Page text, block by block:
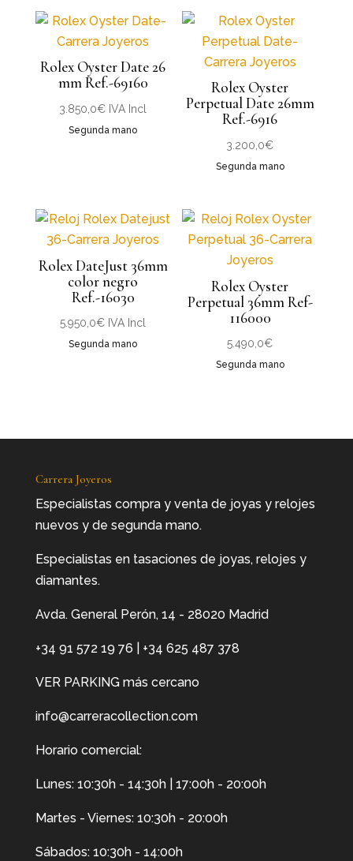
Rolex Oyster Date 26
mm Ref.-69160
3.850,0€ IVA Incl
Segunda mano
Rolex Oyster
Perpetual Date 26mm
Ref.-6916
3.200,0€
Segunda mano
Rolex DateJust 36mm
color negro
Ref.-16030
5.950,0€ IVA Incl
Segunda mano
Rolex Oyster
Perpetual 36mm Ref-
116000
5.490,0€
Segunda mano
Carrera Joyeros
Especialistas compra y venta de joyas y relojes
nuevos y de segunda mano.
Especialistas en tasaciones de joyas, relojes y
diamantes.
Avda. General Perón, 14 - 28020 Madrid
+34 91 572 19 76 +34 625 487 378
VER PARKING más cercano
info@carreracollection.com
Horario comercial:
Lunes: 10:30h - 14:30h | 17:00h - 20:00h
Martes - Viernes: 10:30h - 20:00h
Sábados: 10:30h - 14:00h